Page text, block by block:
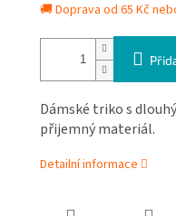
🚚 Doprava od 65 Kč
Dámské triko s
přijemný materiál.
Detailní informace